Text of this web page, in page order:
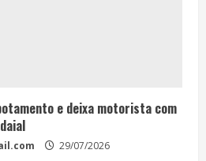
e deixa motorista com
29/07/2026